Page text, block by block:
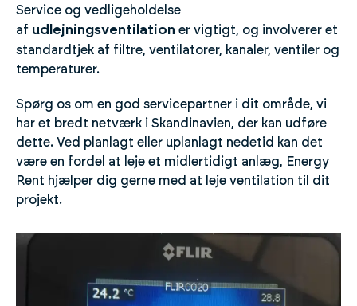
Service og vedligeholdelse
af udlejningsventilation er vigtigt, og involverer et
standardtjek af filtre, ventilatorer, kanaler, ventiler og
temperaturer.
Spørg os om en god servicepartner i dit område, vi
har et bredt netværk i Skandinavien, der kan udføre
dette. Ved planlagt eller uplanlagt nedetid kan det
være en fordel at leje et midlertidigt anlæg, Energy
Rent hjælper dig gerne med at leje ventilation til dit
projekt.